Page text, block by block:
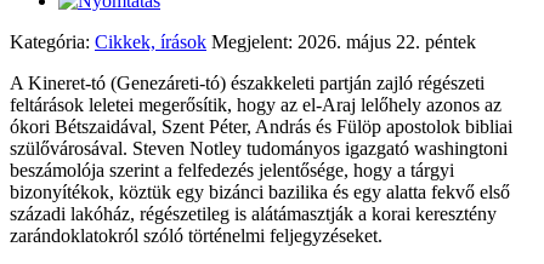
Kategória: Cikkek, írások Megjelent: 2026. május 22. péntek
A Kineret-tó (Genezáreti-tó) északkeleti partján zajló régészeti
feltárások leletei megerősítik, hogy az el-Araj lelőhely azonos az
ókori Bétszaidával, Szent Péter, András és Fülöp apostolok bibliai
szülővárosával. Steven Notley tudományos igazgató washingtoni
beszámolója szerint a felfedezés jelentősége, hogy a tárgyi
bizonyítékok, köztük egy bizánci bazilika és egy alatta fekvő első
századi lakóház, régészetileg is alátámasztják a korai keresztény
zarándoklatokról szóló történelmi feljegyzéseket.